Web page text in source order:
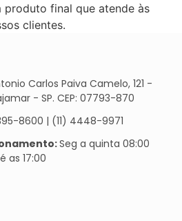
produto final que atende às
clientes.
Carlos Paiva Camelo, 121 -
- SP. CEP: 07793-870
8600 | (11) 4448-9971
Seg a quinta 08:00
as 17:00